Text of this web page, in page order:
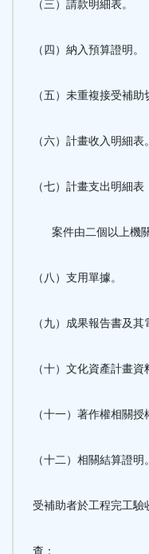
（三）請款明細表。
（四）納入預算證明。
（五）未重複接受補助
（六）計畫收入明細表。
（七）計畫支出明細表
案件由二個以上機關
（八）支用單據。
（九）成果報告書及其
（十）文化資產計畫資
（十一）著作權相關授
（十二）相關結算證明。
受補助者於工程完工驗
查：